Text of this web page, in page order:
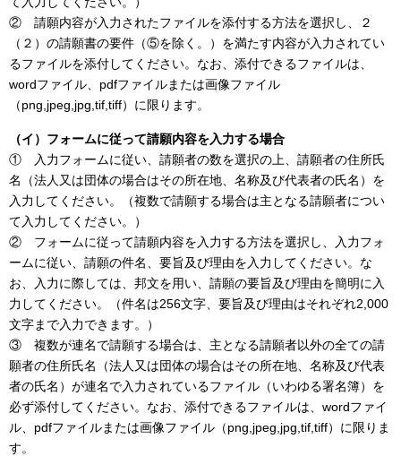
② 請願内容が入力されたファイルを添付する方法を選択し、２
（２）の請願書の要件（⑤を除く。）を満たす内容が入力されてい
るファイルを添付してください。なお、添付できるファイルは、
wordファイル、pdfファイルまたは画像ファイル
（png,jpeg,jpg,tif,tiff）に限ります。
（イ）フォームに従って請願内容を入力する場合
① 入力フォームに従い、請願者の数を選択の上、請願者の住所氏
名（法人又は団体の場合はその所在地、名称及び代表者の氏名）を
入力してください。（複数で請願する場合は主となる請願者につい
て入力してください。）
② フォームに従って請願内容を入力する方法を選択し、入力フォ
ームに従い、請願の件名、要旨及び理由を入力してください。な
お、入力に際しては、邦文を用い、請願の要旨及び理由を簡明に入
力してください。（件名は256文字、要旨及び理由はそれぞれ2,000
文字まで入力できます。）
③ 複数が連名で請願する場合は、主となる請願者以外の全ての請
願者の住所氏名（法人又は団体の場合はその所在地、名称及び代表
者の氏名）が連名で入力されているファイル（いわゆる署名簿）を
必ず添付してください。なお、添付できるファイルは、wordファイ
ル、pdfファイルまたは画像ファイル（png,jpeg,jpg,tif,tiff）に限りま
す。